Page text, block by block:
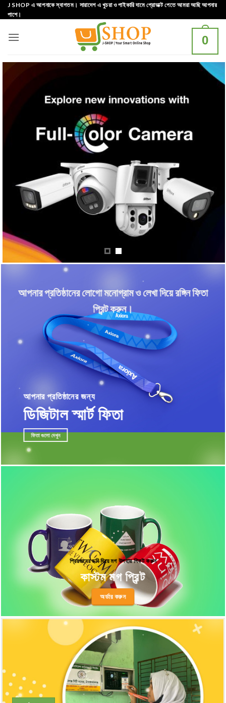
Skip
to
J SHOP এ আপনাকে স্বাগতম। সারাদেশ এ খুচরা ও পাইকারি দামে প্রোডাক্ট পেতে আমরা আছি আপনার
পাশে।
0
আপনার প্রতিষ্ঠানের জন্য
ডিজিটাল স্মার্ট ফিতা
ফিতা গুলো দেখুন
আপনার প্রতিষ্ঠানের লোগো মনোগ্রাম ও লেখা দিয়ে রঙ্গিন ফিতা
প্রিন্ট করুন।
প্রিয়জনের ছবি দিয়ে মগ উপহার গিফট করুন
কাস্টম মগ প্রিন্ট
অর্ডার করুন